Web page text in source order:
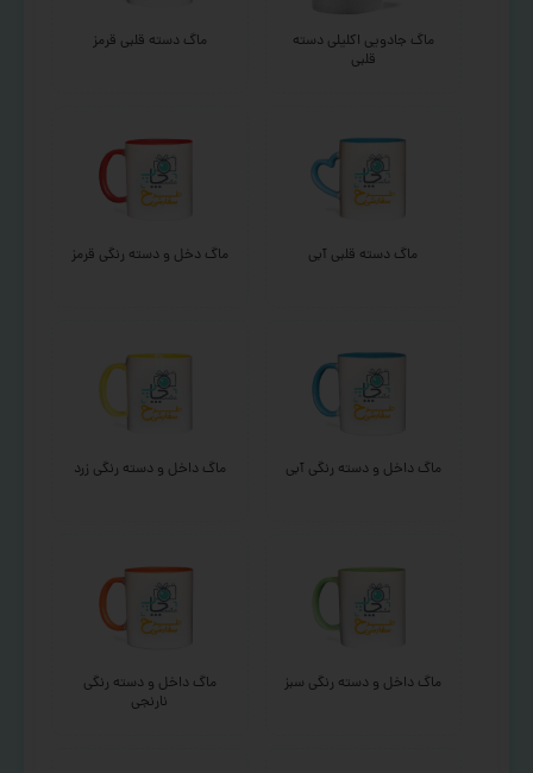
ماگ جادویی اکلیلی دسته
قلبی
ماگ دسته قلبی قرمز
ماگ دسته قلبی آبی ماگ دخل و دسته رنگی قرمز
ماگ داخل و دسته رنگی آبی ماگ داخل و دسته رنگی زرد
ماگ داخل و دسته رنگی سبز
ماگ داخل و دسته رنگی
نارنجی